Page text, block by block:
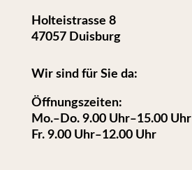
Holteistrasse 8
47057 Duisburg
Wir sind für Sie da:
Öffnungszeiten:
Mo.‒Do. 9.00 Uhr‒15.00 Uhr
Fr. 9.00 Uhr‒12.00 Uhr